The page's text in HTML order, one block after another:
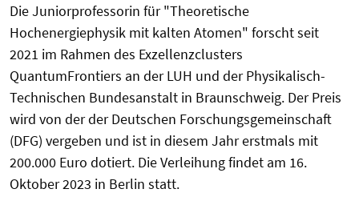
Die Juniorprofessorin für "Theoretische
Hochenergiephysik mit kalten Atomen" forscht seit
2021 im Rahmen des Exzellenzclusters
QuantumFrontiers an der LUH und der Physikalisch-
Technischen Bundesanstalt in Braunschweig. Der Preis
wird von der der Deutschen Forschungsgemeinschaft
(DFG) vergeben und ist in diesem Jahr erstmals mit
200.000 Euro dotiert. Die Verleihung findet am 16.
Oktober 2023 in Berlin statt.